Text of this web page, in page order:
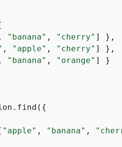
, "banana" , "cherry" ] },
, "apple" , "cherry" ] },
, "banana" , "orange" ] }
{
"apple" , "banana" ,